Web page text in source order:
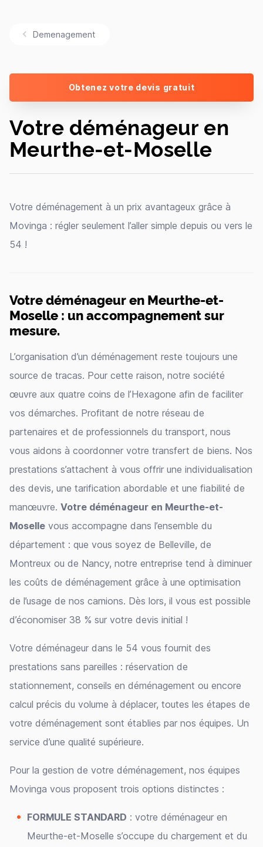
Demenagement
Obtenez votre devis gratuit
Votre déménageur en
Meurthe-et-Moselle
Votre déménagement à un prix avantageux grâce à
Movinga : régler seulement l’aller simple depuis ou vers le
54 !
Votre déménageur en Meurthe-et-
Moselle : un accompagnement sur
mesure.
L’organisation d’un déménagement reste toujours une
source de tracas. Pour cette raison, notre société
œuvre aux quatre coins de l’Hexagone afin de faciliter
vos démarches. Profitant de notre réseau de
partenaires et de professionnels du transport, nous
vous aidons à coordonner votre transfert de biens. Nos
prestations s’attachent à vous offrir une individualisation
des devis, une tarification abordable et une fiabilité de
manœuvre. Votre déménageur en Meurthe-et-
Moselle vous accompagne dans l’ensemble du
département : que vous soyez de Belleville, de
Montreux ou de Nancy, notre entreprise tend à diminuer
les coûts de déménagement grâce à une optimisation
de l’usage de nos camions. Dès lors, il vous est possible
d’économiser 38 % sur votre devis initial !
Votre déménageur dans le 54 vous fournit des
prestations sans pareilles : réservation de
stationnement, conseils en déménagement ou encore
calcul précis du volume à déplacer, toutes les étapes de
votre déménagement sont établies par nos équipes. Un
service d’une qualité supérieure.
Pour la gestion de votre déménagement, nos équipes
Movinga vous proposent trois options distinctes :
FORMULE STANDARD : votre déménageur en
Meurthe-et-Moselle s’occupe du chargement et du